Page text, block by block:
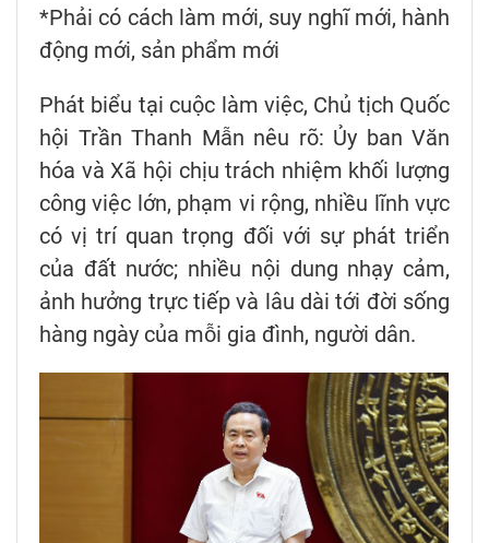
*Phải có cách làm mới, suy nghĩ mới, hành
động mới, sản phẩm mới
Phát biểu tại cuộc làm việc, Chủ tịch Quốc
hội Trần Thanh Mẫn nêu rõ: Ủy ban Văn
hóa và Xã hội chịu trách nhiệm khối lượng
công việc lớn, phạm vi rộng, nhiều lĩnh vực
có vị trí quan trọng đối với sự phát triển
của đất nước; nhiều nội dung nhạy cảm,
ảnh hưởng trực tiếp và lâu dài tới đời sống
hàng ngày của mỗi gia đình, người dân.